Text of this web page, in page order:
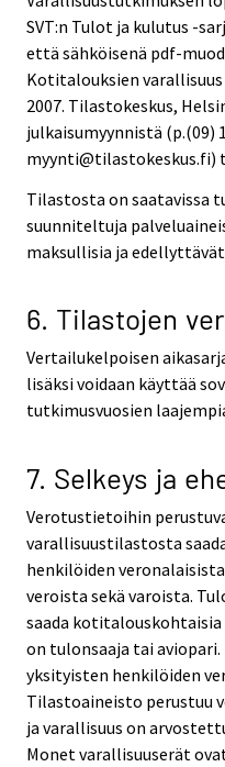
SVT:n Tulot ja kulutus -
että sähköisenä pdf-
Kotitalouksien
2007. Tilastokeskus,
julkaisumyynnistä (p.(09)
myynti@tilastokeskus.fi)
Tilastosta on saatavissa
suunniteltuja
maksullisia ja
6. Tilastojen
Vertailukelpoisen
lisäksi voidaan käyttää
tutkimusvuosien
7. Selkeys ja
Verotustietoihin
varallisuustilastosta
henkilöiden
veroista sekä varoista.
saada
on tulonsaaja tai
yksityisten henkilöiden
Tilastoaineisto perustuu
ja varallisuus on
Monet varallisuuserät